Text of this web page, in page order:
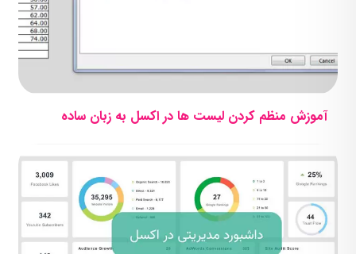
آموزش منظم کردن لیست ها در اکسل به زبان ساده